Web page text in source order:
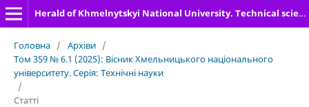
Herald of Khmelnytskyi National University. Technical sciences
Головна / Архіви /
Том 359 № 6.1 (2025): Вісник Хмельницького національного
університету. Серія: Технічні науки
/
Статті